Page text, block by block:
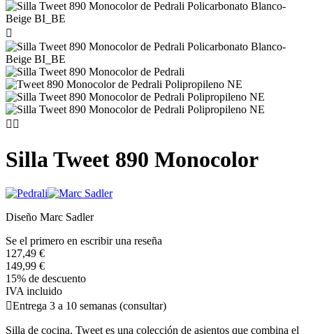

 
Silla Tweet 890 Monocolor
Diseño Marc Sadler
Se el primero en escribir una reseña
127,49 €
149,99 €
15% de descuento
IVA incluido
Entrega 3 a 10 semanas (consultar)
Silla de cocina. Tweet es una colección de asientos que combina el